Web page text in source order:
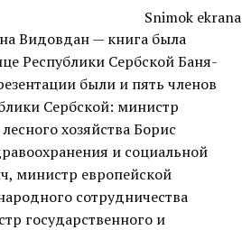
Видовдан — книга была
Республики Сербской Баня-
были и пять членов
Сербской: министр
хозяйства Борис
и социальной
министр европейской
сотрудничества
государственного и